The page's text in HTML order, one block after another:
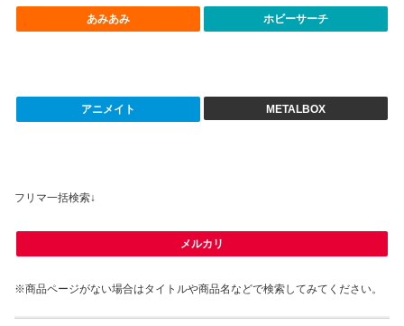
あみあみ ホビーサーチ
アニメイト METALBOX
フリマ一括検索↓
メルカリ
※商品ページがない場合はタイトルや商品名などで検索してみてください。